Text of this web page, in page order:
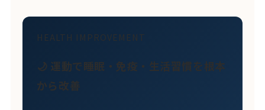
HEALTH IMPROVEMENT
🌙 運動で睡眠・免疫・生活習慣を根本
から改善